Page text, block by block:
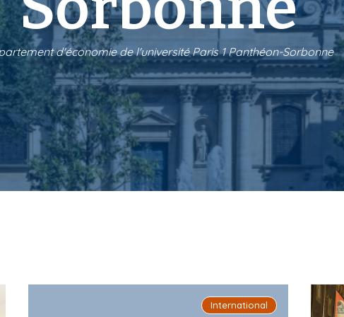
d'économie de l'université Paris 1 Panthéon-Sorbonne
International